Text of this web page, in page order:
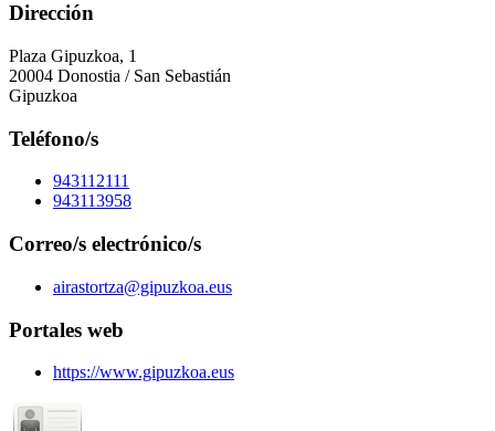
Dirección
Plaza Gipuzkoa, 1
20004 Donostia / San Sebastián
Gipuzkoa
Teléfono/s
943112111
943113958
Correo/s electrónico/s
airastortza@gipuzkoa.eus
Portales web
https://www.gipuzkoa.eus